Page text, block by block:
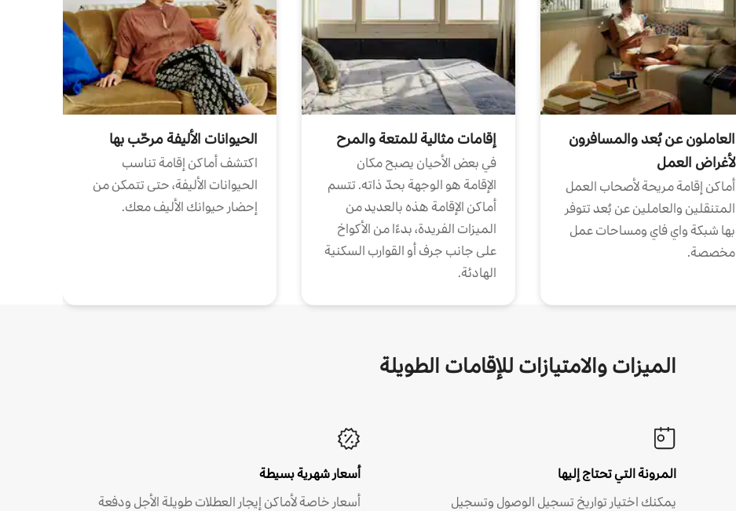
العاملون عن بُعد والمسافرون
لأغراض العمل
أماكن إقامة مريحة لأصحاب العمل
المتنقلين والعاملين عن بُعد تتوفر
بها شبكة واي فاي ومساحات عمل
مخصصة.
إقامات مثالية للمتعة والمرح
في بعض الأحيان يصبح مكان
الإقامة هو الوجهة بحدّ ذاته. تتسم
أماكن الإقامة هذه بالعديد من
الميزات الفريدة، بدءًا من الأكواخ
على جانب جرف أو القوارب السكنية
الهادئة.
الحيوانات الأليفة مرحّب بها
اكتشف أماكن إقامة تناسب
الحيوانات الأليفة، حتى تتمكن من
إحضار حيوانك الأليف معك.
الميزات والامتيازات للإقامات الطويلة
المرونة التي تحتاج إليها
يمكنك اختيار تواريخ تسجيل الوصول وتسجيل
أسعار شهرية بسيطة
أسعار خاصة لأماكن إيجار العطلات طويلة الأجل ودفعة